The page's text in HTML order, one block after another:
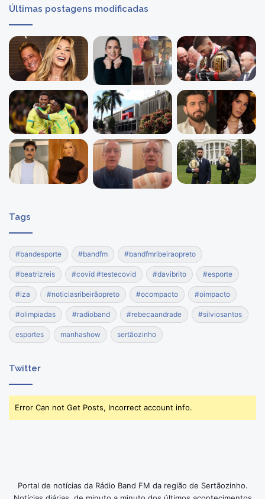
Últimas postagens modificadas
Tags
#bandesporte #bandfm #bandfmribeiraopreto
#beatrizreis #covid #testecovid #davibrito #esporte
#iza #noticiasribeirãopreto #ocompacto #oimpacto
#olimpiadas #radioband #rebecaandrade #silviosantos
esportes manhashow sertãozinho
Twitter
Error Can not Get Posts, Incorrect account info.
Portal de notícias da Rádio Band FM da região de Sertãozinho.